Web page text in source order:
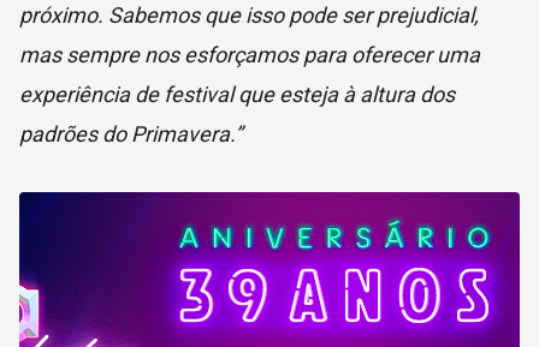
próximo. Sabemos que isso pode ser prejudicial,
mas sempre nos esforçamos para oferecer uma
experiência de festival que esteja à altura dos
padrões do Primavera.”